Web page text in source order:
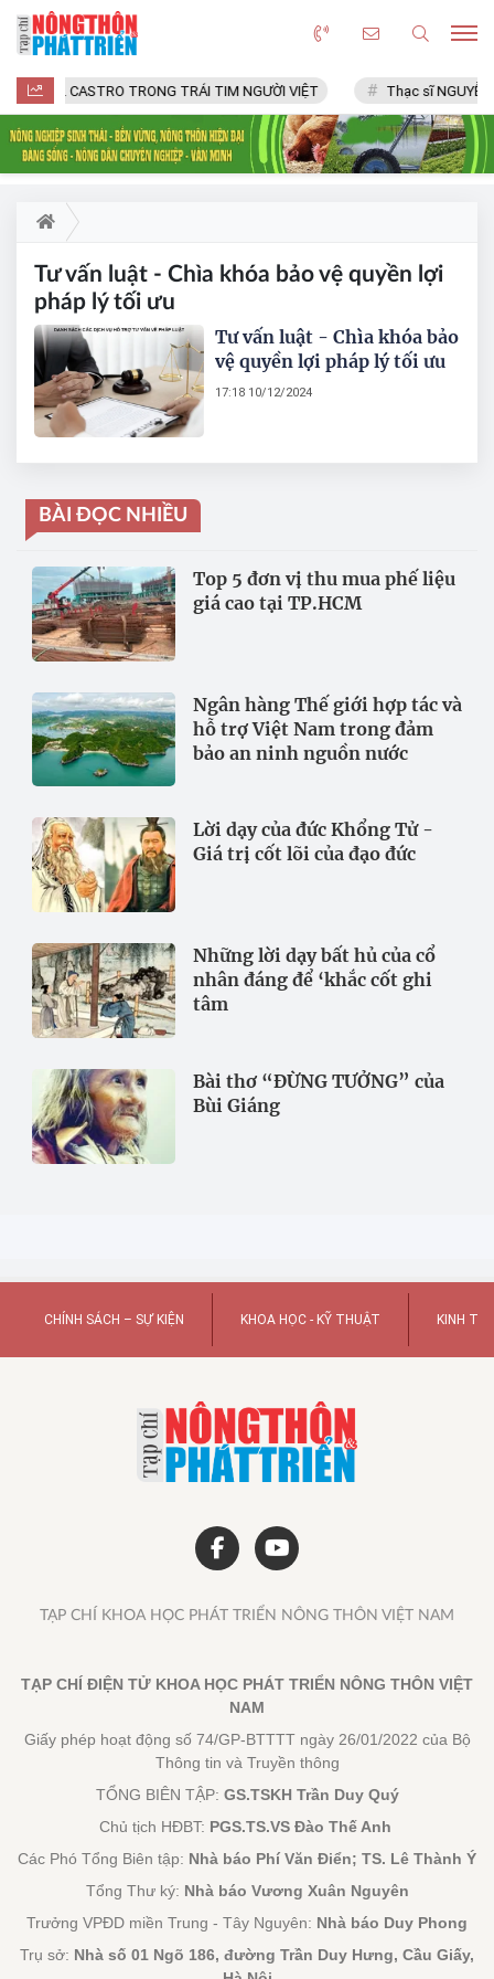
FIDEL CASTRO TRONG TRÁI TIM NGƯỜI VIỆT Thạc sĩ NGUYỄN
Tư vấn luật - Chìa khóa bảo vệ quyền lợi
pháp lý tối ưu
Tư vấn luật - Chìa khóa bảo
vệ quyền lợi pháp lý tối ưu
17:18 10/12/2024
BÀI ĐỌC NHIỀU
Top 5 đơn vị thu mua phế liệu
giá cao tại TP.HCM
Ngân hàng Thế giới hợp tác và
hỗ trợ Việt Nam trong đảm
bảo an ninh nguồn nước
Lời dạy của đức Khổng Tử -
Giá trị cốt lõi của đạo đức
Những lời dạy bất hủ của cổ
nhân đáng để ‘khắc cốt ghi
tâm
Bài thơ “ĐỪNG TƯỞNG” của
Bùi Giáng
CHÍNH SÁCH – SỰ KIỆN KHOA HỌC - KỸ THUẬT KINH TẾ
TẠP CHÍ KHOA HỌC PHÁT TRIỂN NÔNG THÔN VIỆT NAM
TẠP CHÍ ĐIỆN TỬ KHOA HỌC PHÁT TRIỂN NÔNG THÔN VIỆT
NAM
Giấy phép hoạt động số 74/GP-BTTTT ngày 26/01/2022 của Bộ
Thông tin và Truyền thông
TỔNG BIÊN TẬP: GS.TSKH Trần Duy Quý
Chủ tịch HĐBT: PGS.TS.VS Đào Thế Anh
Các Phó Tổng Biên tập: Nhà báo Phí Văn Điển; TS. Lê Thành Ý
Tổng Thư ký: Nhà báo Vương Xuân Nguyên
Trưởng VPĐD miền Trung - Tây Nguyên: Nhà báo Duy Phong
Trụ sở: Nhà số 01 Ngõ 186, đường Trần Duy Hưng, Cầu Giấy,